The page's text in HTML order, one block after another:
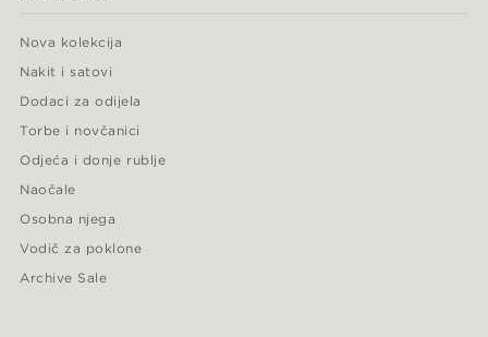
Nova kolekcija
Nakit i satovi
Dodaci za odijela
Torbe i novčanici
Odjeća i donje rublje
Naočale
Osobna njega
Vodič za poklone
Archive Sale